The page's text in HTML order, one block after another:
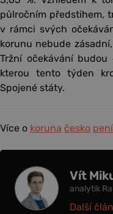
půlročním předstihem,
v rámci svých
korunu nebude
Tržní očekávání
kterou tento týden
Spojené státy.
Více o koruna česko
Vít
analytik
Další